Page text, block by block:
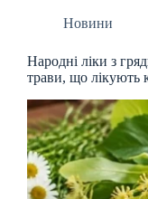
Новини
Народні ліки з
трави, що лікують